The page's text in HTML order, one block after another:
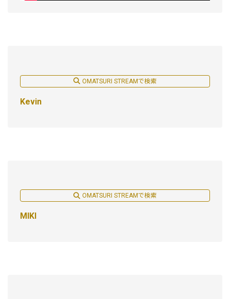
OMATSURI STREAMで検索
Kevin
OMATSURI STREAMで検索
MIKI